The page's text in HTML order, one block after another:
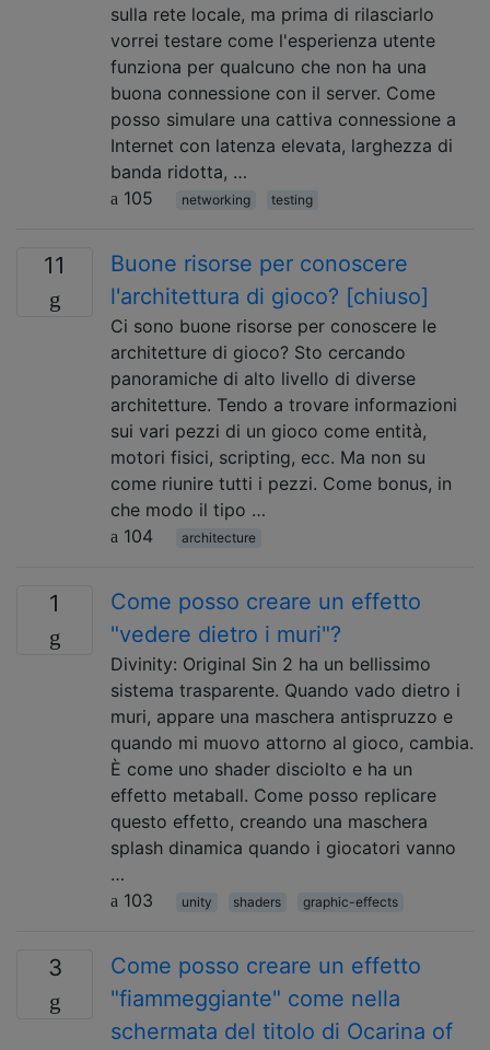
sulla rete locale, ma prima di rilasciarlo
vorrei testare come l'esperienza utente
funziona per qualcuno che non ha una
buona connessione con il server. Come
posso simulare una cattiva connessione a
Internet con latenza elevata, larghezza di
banda ridotta, …
105
networking testing
11
Buone risorse per conoscere
l'architettura di gioco? [chiuso]
Ci sono buone risorse per conoscere le
architetture di gioco? Sto cercando
panoramiche di alto livello di diverse
architetture. Tendo a trovare informazioni
sui vari pezzi di un gioco come entità,
motori fisici, scripting, ecc. Ma non su
come riunire tutti i pezzi. Come bonus, in
che modo il tipo …
104
architecture
1
Come posso creare un effetto
"vedere dietro i muri"?
Divinity: Original Sin 2 ha un bellissimo
sistema trasparente. Quando vado dietro i
muri, appare una maschera antispruzzo e
quando mi muovo attorno al gioco, cambia.
È come uno shader disciolto e ha un
effetto metaball. Come posso replicare
questo effetto, creando una maschera
splash dinamica quando i giocatori vanno
…
103
unity shaders graphic-effects
3
Come posso creare un effetto
"fiammeggiante" come nella
schermata del titolo di Ocarina of